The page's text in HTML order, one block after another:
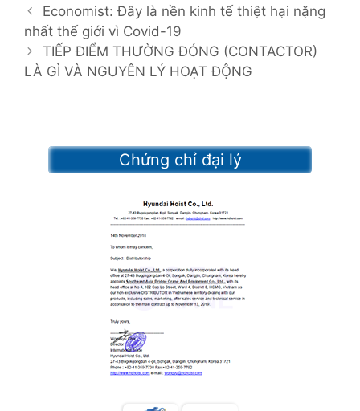
a
t
e
g
e
s
P
o
s
t
Economist: Đây là nền kinh tế thiệt hại nặng
nhất thế giới vì Covid-19
TIẾP ĐIỂM THƯỜNG ĐÓNG (CONTACTOR)
LÀ GÌ VÀ NGUYÊN LÝ HOẠT ĐỘNG
Chứng chỉ đại lý